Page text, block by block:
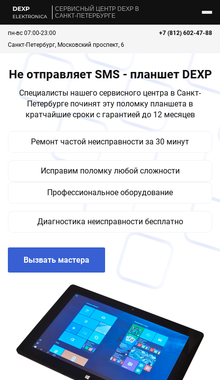
CЕРВИСНЫЙ ЦЕНТР DEXP В
САНКТ-ПЕТЕРБУРГЕ
+7 (812) 602-47-88
пн-вс 07:00-23:00
Санкт-Петербург, Московский проспект, 6
Не отправляет SMS - планшет DEXP
Специалисты нашего сервисного центра в Санкт-
Петербурге починят эту поломку планшета в
кратчайшие сроки с гарантией до 12 месяцев
Ремонт частой неисправности за 30 минут
Исправим поломку любой сложности
Профессиональное оборудование
Диагностика неисправности бесплатно
Вызвать мастера